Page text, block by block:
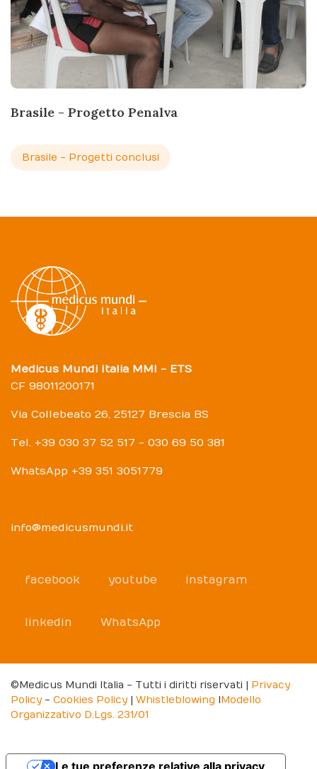
Brasile - Progetto Penalva
Brasile - Progetti conclusi
Medicus Mundi Italia MMI - ETS
CF 98011200171
Via Collebeato 26, 25127 Brescia BS
Tel. +39 030 37 52 517 - 030 69 50 381
WhatsApp +39 351 3051779
info@medicusmundi.it
facebook youtube instagram
linkedin WhatsApp
©Medicus Mundi Italia - Tutti i diritti riservati | Privacy
Policy- Cookies Policy| Whistleblowing IModello
Organizzativo D.Lgs. 231/01